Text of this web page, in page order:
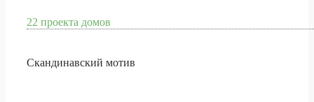
22 проекта домов
Скандинавский мотив